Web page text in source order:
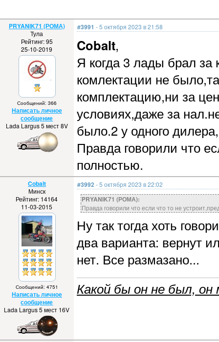
PRYANIK71 (РОМА)
Тула
Рейтинг: 95
25-10-2019
Сообщений: 366
Написать личное
сообщение
Lada Largus 5 мест 8V
#3991 - 5 октября 2023 в 21:58
Cobalt,
Я когда 3 лады брал
комлектации не
комплектацию,ни за
условиях,даже за
было.2 у одного
Правда говорили что
полностью.
Cobalt
Минск
Рейтинг: 14164
11-03-2015
Сообщений: 4751
Написать личное
сообщение
Lada Largus 5 мест 16V
#3992 - 5 октября 2023 в 22:02
PRYANIK71 (РОМА):
Правда говорили что если что то не
Ну так тогда хоть
два варианта: вернут
нет. Все размазано...
Какой бы он не был, он